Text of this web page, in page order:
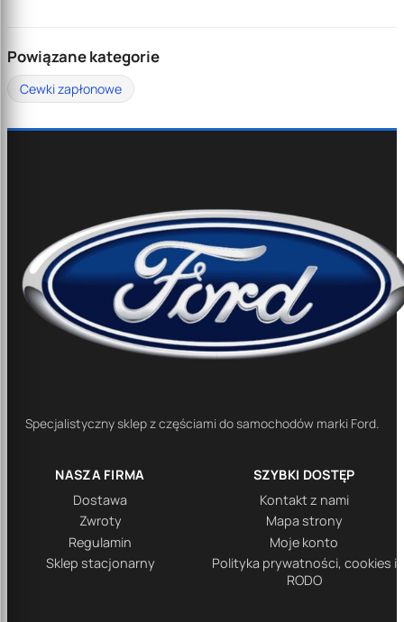
Powiązane kategorie
Cewki zapłonowe
Specjalistyczny sklep z częściami do samochodów marki Ford.
NASZA FIRMA
Dostawa
Zwroty
Regulamin
Sklep stacjonarny
SZYBKI DOSTĘP
Kontakt z nami
Mapa strony
Moje konto
Polityka prywatności, cookies i
RODO